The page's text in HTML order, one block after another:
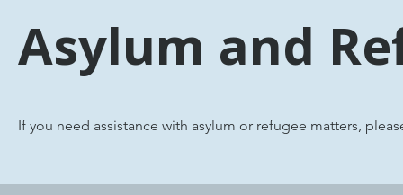
Asylum and
If you need assistance with asylum or refugee matters,